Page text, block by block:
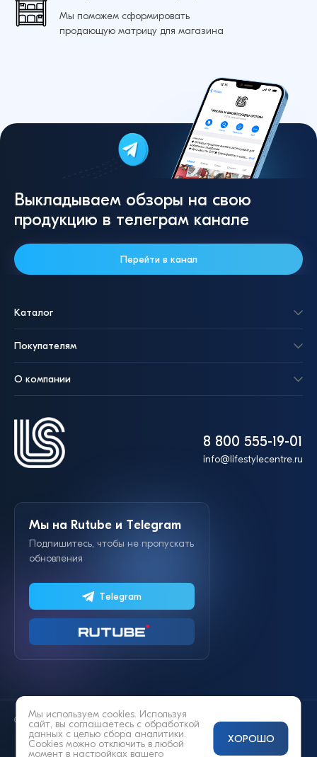
Мы поможем сформировать
продающую матрицу для магазина
Выкладываем обзоры на свою
продукцию в телеграм канале
Перейти в канал
8 800 555-19-01
info@lifestylecentre.ru
Каталог
Покупателям
О компании
Мы на Rutube и Telegram
Подпишитесь, чтобы не пропускать
обновления
Telegram
© 2014—2026 «Lifestyle»
Мы используем cookies. Используя
сайт, вы соглашаетесь с обработкой
данных с целью сбора аналитики.
Cookies можно отключить в любой
момент в настройках вашего
ХОРОШО